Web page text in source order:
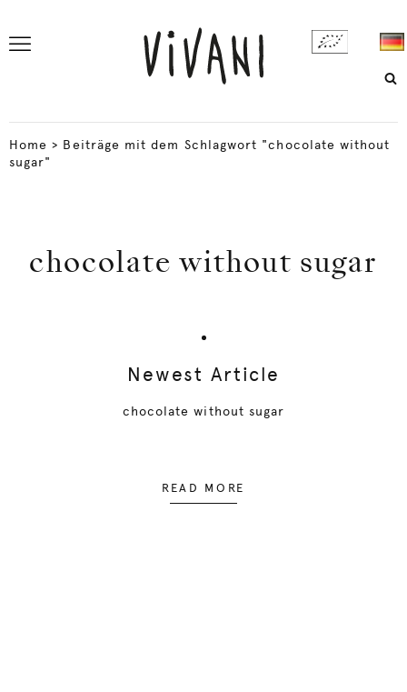
Home > Beiträge mit dem Schlagwort "chocolate without
sugar"
chocolate without sugar
Newest Article
chocolate without sugar
READ MORE